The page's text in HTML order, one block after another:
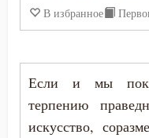
Почитание Бога
Праздник
Празднословие
В избранное
Если и мы
терпению
искусство,